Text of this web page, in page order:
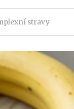
stravy